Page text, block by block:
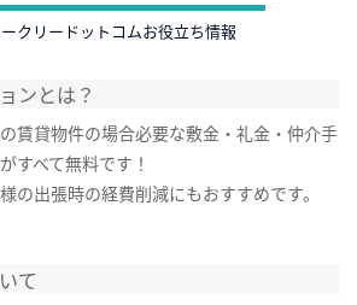
クリードットコムお役立ち情報
ンとは？
賃貸物件の場合必要な敷金・礼金・仲介手
すべて無料です！
の出張時の経費削減にもおすすめです。
て